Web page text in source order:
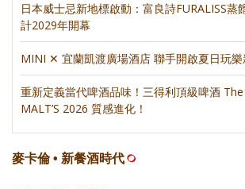
日本威士忌新地標啟動：富良詩FURALISS蒸
計2029年開幕
MINI ✕ 宜蘭凱渡廣場酒店 聯手開啟夏日玩樂
重新定義當代啤酒品味！三得利頂級啤酒
MALT’S 2026 質感進化！
麥卡倫 • 新餐酒時代